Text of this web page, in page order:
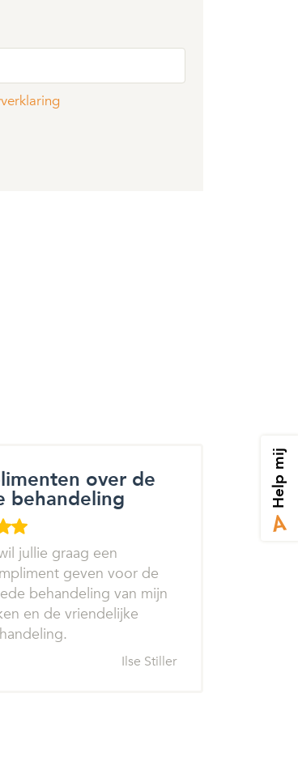
Help mij
over de
behandeling
jullie graag een
geven voor de
behandeling van mijn
en de vriendelijke
Ilse Stiller